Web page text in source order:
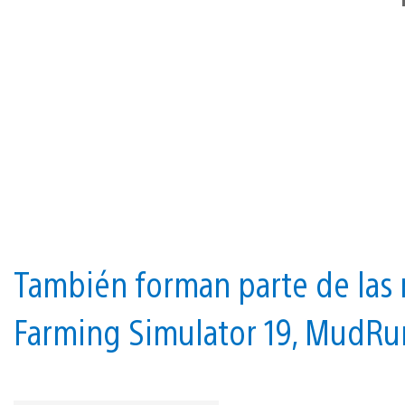
También forman parte de
Farming Simulator 19,